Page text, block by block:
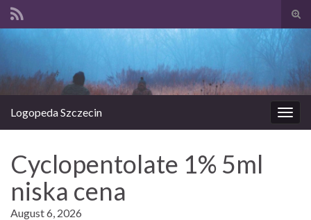
Logopeda Szczecin
Cyclopentolate 1% 5ml
niska cena
August 6, 2026